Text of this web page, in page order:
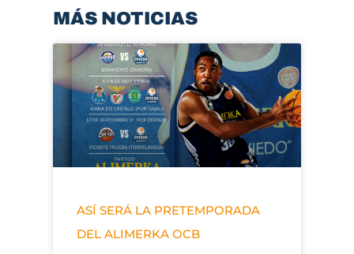
MÁS NOTICIAS
ASÍ SERÁ LA PRETEMPORADA
DEL ALIMERKA OCB